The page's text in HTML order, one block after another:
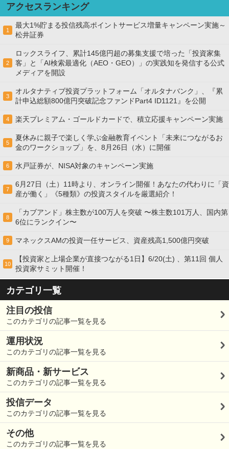
アクセスランキング
1
最大1%貯まる投信残高ポイントサービス増量キャンペーン実施～
松井証券
2
ロックスライフ、累計145億円超の募集支援で培った「投資家集
客」と「AI検索最適化（AEO・GEO）」の実践知を発信する公式
メディアを開設
3
オルタナティブ投資プラットフォーム「オルタナバンク」、『累
計申込総額800億円突破記念ファンドPart4 ID1121』を公開
4 楽天プレミアム・ゴールドカードで、積立応援キャンペーン実施
5
夏休みに親子で楽しく学ぶ金融教育イベント「未来につながるお
金のワークショップ」を、8月26日（水）に開催
6 水戸証券が、NISA対象のキャンペーン実施
7
6月27日（土）11時より、オンライン開催！あなたの代わりに「資
産が働く」《5種類》の投資スタイルを厳選紹介！
8
「カブアンド」株主数が100万人を突破 〜株主数101万人、国内第
6位にランクイン〜
9 マネックスAMの投資一任サービス、資産残高1,500億円突破
10
【投資家と上場企業が直接つながる1日】6/20(土) 、第11回 個人
投資家サミット開催！
カテゴリ一覧
注目の投信
このカテゴリの記事一覧を見る
運用状況
このカテゴリの記事一覧を見る
新商品・新サービス
このカテゴリの記事一覧を見る
投信データ
このカテゴリの記事一覧を見る
その他
このカテゴリの記事一覧を見る